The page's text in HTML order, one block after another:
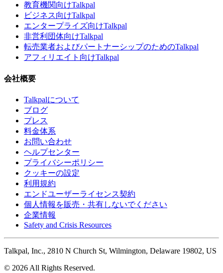
教育機関向けTalkpal
ビジネス向けTalkpal
エンタープライズ向けTalkpal
非営利団体向けTalkpal
転売業者およびパートナーシップのためのTalkpal
アフィリエイト向けTalkpal
会社概要
Talkpalについて
ブログ
プレス
料金体系
お問い合わせ
ヘルプセンター
プライバシーポリシー
クッキーの設定
利用規約
エンドユーザーライセンス契約
個人情報を販売・共有しないでください
企業情報
Safety and Crisis Resources
Talkpal, Inc., 2810 N Church St, Wilmington, Delaware 19802, US
© 2026 All Rights Reserved.